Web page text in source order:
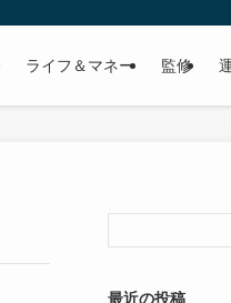
ライフ＆マネー 監修
最近の投稿